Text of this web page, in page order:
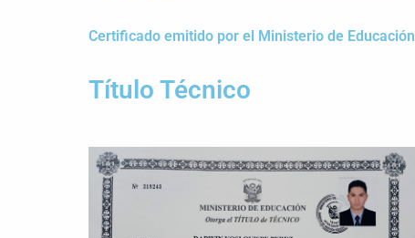
Certificado emitido por el Ministerio de Educación
Título Técnico